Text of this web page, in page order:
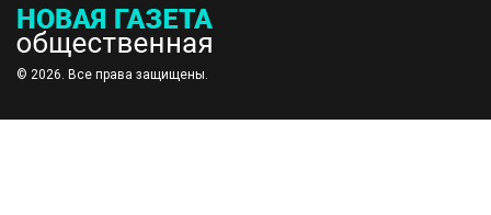
© 2026. Все права защищены.